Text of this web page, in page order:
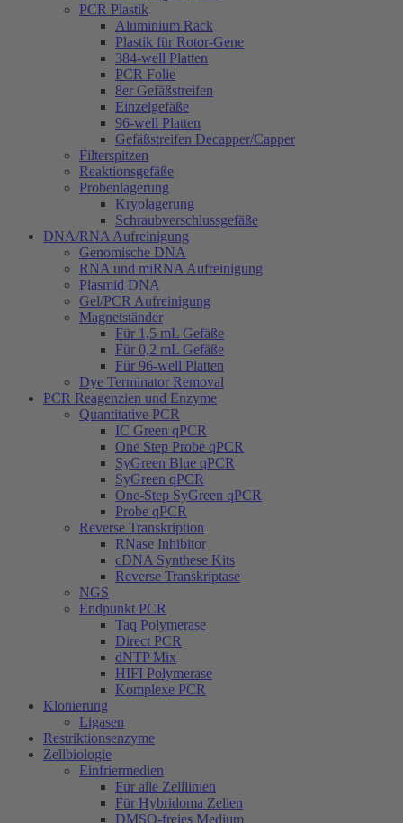
PCR Plastik
Aluminium Rack
Plastik für Rotor-Gene
384-well Platten
PCR Folie
8er Gefäßstreifen
Einzelgefäße
96-well Platten
Gefäßstreifen Decapper/Capper
Filterspitzen
Reaktionsgefäße
Probenlagerung
Kryolagerung
Schraubverschlussgefäße
DNA/RNA Aufreinigung
Genomische DNA
RNA und miRNA Aufreinigung
Plasmid DNA
Gel/PCR Aufreinigung
Magnetständer
Für 1,5 mL Gefäße
Für 0,2 mL Gefäße
Für 96-well Platten
Dye Terminator Removal
PCR Reagenzien und Enzyme
Quantitative PCR
IC Green qPCR
One Step Probe qPCR
SyGreen Blue qPCR
SyGreen qPCR
One-Step SyGreen qPCR
Probe qPCR
Reverse Transkription
RNase Inhibitor
cDNA Synthese Kits
Reverse Transkriptase
NGS
Endpunkt PCR
Taq Polymerase
Direct PCR
dNTP Mix
HIFI Polymerase
Komplexe PCR
Klonierung
Ligasen
Restriktionsenzyme
Zellbiologie
Einfriermedien
Für alle Zelllinien
Für Hybridoma Zellen
DMSO-freies Medium